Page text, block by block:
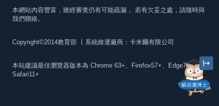
貓頭鷹博士
本網站內容豐富，雖經審查仍有可能疏漏， 若有欠妥之處，請隨時與
我們聯絡。
Copyright©2014教育部 丨系統維運廠商：卡米爾有限公司
本站建議最佳瀏覽器版本為 Chrome 63+、Firefox57+、Edge79+及
Safari11+